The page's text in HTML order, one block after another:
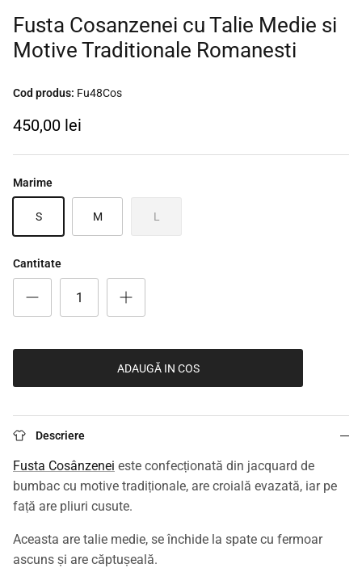
Fusta Cosanzenei cu Talie Medie si
Motive Traditionale Romanesti
Cod produs: Fu48Cos
450,00 lei
Marime
S M L
Cantitate
ADAUGĂ IN COS
Descriere
Fusta Cosânzenei este confecționată din jacquard de
bumbac cu motive tradiționale, are croială evazată, iar pe
față are pliuri cusute.
Aceasta are talie medie, se închide la spate cu fermoar
ascuns și are căptușeală.